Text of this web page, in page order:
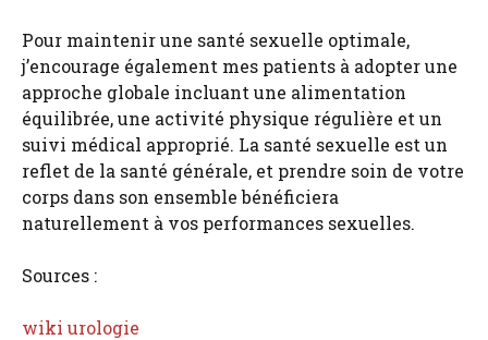
Pour maintenir une santé sexuelle optimale,
j’encourage également mes patients à adopter une
approche globale incluant une alimentation
équilibrée, une activité physique régulière et un
suivi médical approprié. La santé sexuelle est un
reflet de la santé générale, et prendre soin de votre
corps dans son ensemble bénéficiera
naturellement à vos performances sexuelles.
Sources :
wiki urologie